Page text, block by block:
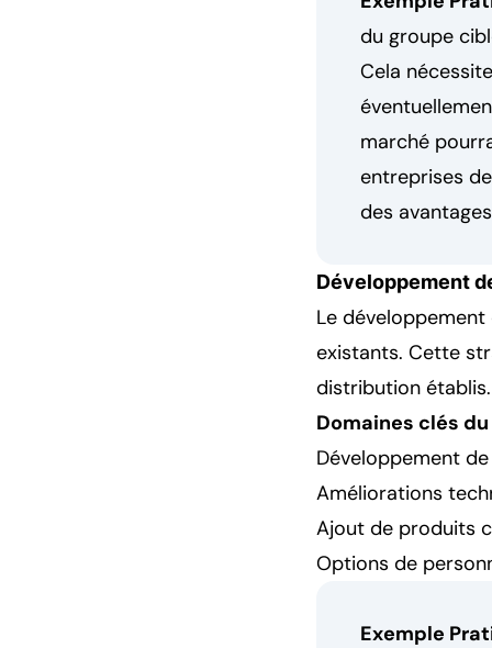
du groupe
Cela
marché
entreprises
des
Développement
Le
existants. Cette
distribution établis.
Domaines clés
Développement
Améliorations
Ajout de produits
Options de
Exemple